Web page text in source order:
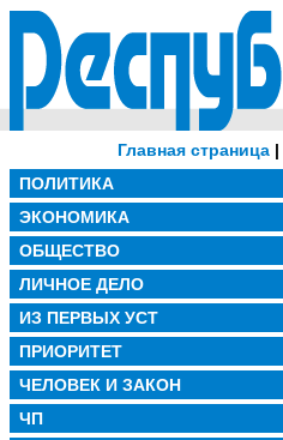
Главная страница |
ПОЛИТИКА
ЭКОНОМИКА
ОБЩЕСТВО
ЛИЧНОЕ ДЕЛО
ИЗ ПЕРВЫХ УСТ
ПРИОРИТЕТ
ЧЕЛОВЕК И ЗАКОН
ЧП